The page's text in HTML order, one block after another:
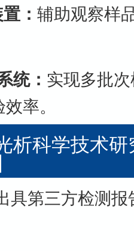
：辅助观察样
统： 实现多批
率。
析科学技术
具第三方检测